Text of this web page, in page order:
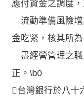
應付資金之調度
流動準備風險增
金吃緊，核其所
盡經營管理之職
正。\b0
台灣銀行於八十